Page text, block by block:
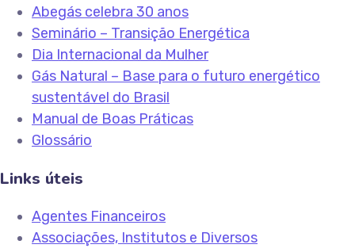
Abegás celebra 30 anos
Seminário – Transição Energética
Dia Internacional da Mulher
Gás Natural – Base para o futuro energético
sustentável do Brasil
Manual de Boas Práticas
Glossário
Links úteis
Agentes Financeiros
Associações, Institutos e Diversos